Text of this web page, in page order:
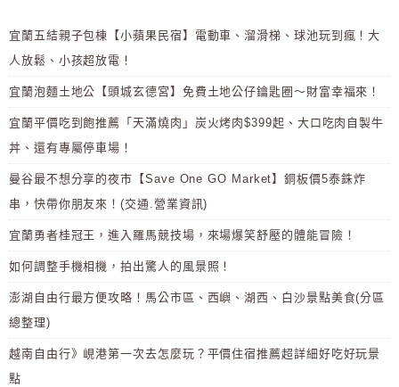
宜蘭五結親子包棟【小蘋果民宿】電動車、溜滑梯、球池玩到瘋！大
人放鬆、小孩超放電！
宜蘭泡麵土地公【頭城玄德宮】免費土地公仔鑰匙圈～財富幸福來！
宜蘭平價吃到飽推薦「天滿燒肉」炭火烤肉$399起、大口吃肉自製牛
丼、還有專屬停車場！
曼谷最不想分享的夜市【Save One GO Market】銅板價5泰銖炸
串，快帶你朋友來！(交通.營業資訊)
宜蘭勇者桂冠王，進入羅馬競技場，來場爆笑舒壓的體能冒險！
如何調整手機相機，拍出驚人的風景照！
澎湖自由行最方便攻略！馬公市區、西嶼、湖西、白沙景點美食(分區
總整理)
越南自由行》峴港第一次去怎麼玩？平價住宿推薦超詳細好吃好玩景
點